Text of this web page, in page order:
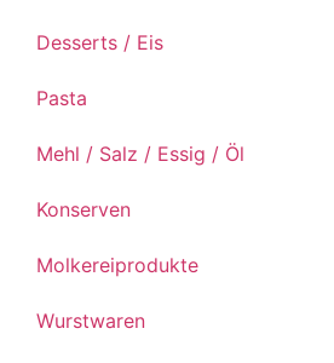
Desserts / Eis
Pasta
Mehl / Salz / Essig / Öl
Konserven
Molkereiprodukte
Wurstwaren